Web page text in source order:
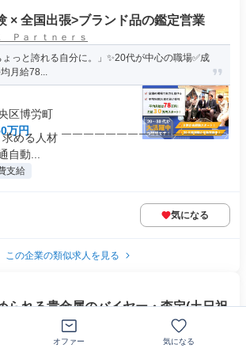
× 全国出張>ブランド品の鑑定営業
Ｐａｒｔｎｅｒｓ
ょっと誇れる自分に。」✨20代が中心の職場✅成
月給78...
区博労町
万円
める人材 ￣￣￣￣￣￣￣￣￣￣￣￣￣￣￣
自動...
支給
気になる
この企業の類似求人を見る
られる貴金属のバイヤー・査定(土日祝
オファー 気になる